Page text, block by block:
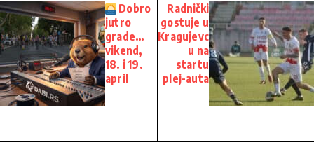
Dobro
jutro
grade…
vikend,
18. i 19.
april
Radnički
gostuje u
Kragujevc
u na
startu
plej-auta